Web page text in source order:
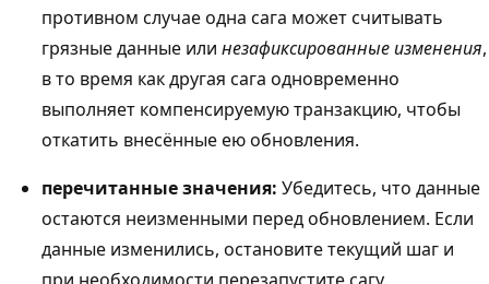
противном случае одна сага может считывать
грязные данные или незафиксированные изменения,
в то время как другая сага одновременно
выполняет компенсируемую транзакцию, чтобы
откатить внесённые ею обновления.
перечитанные значения: Убедитесь, что данные
остаются неизменными перед обновлением. Если
данные изменились, остановите текущий шаг и
при необходимости перезапустите сагу.